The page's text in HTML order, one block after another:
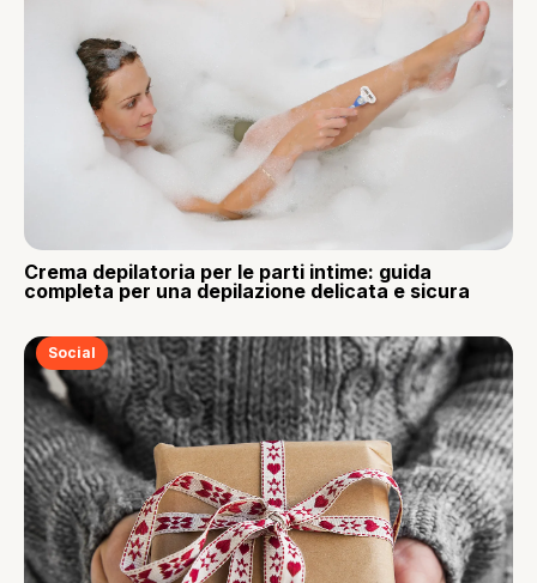
Crema depilatoria per le parti intime: guida
completa per una depilazione delicata e sicura
Social